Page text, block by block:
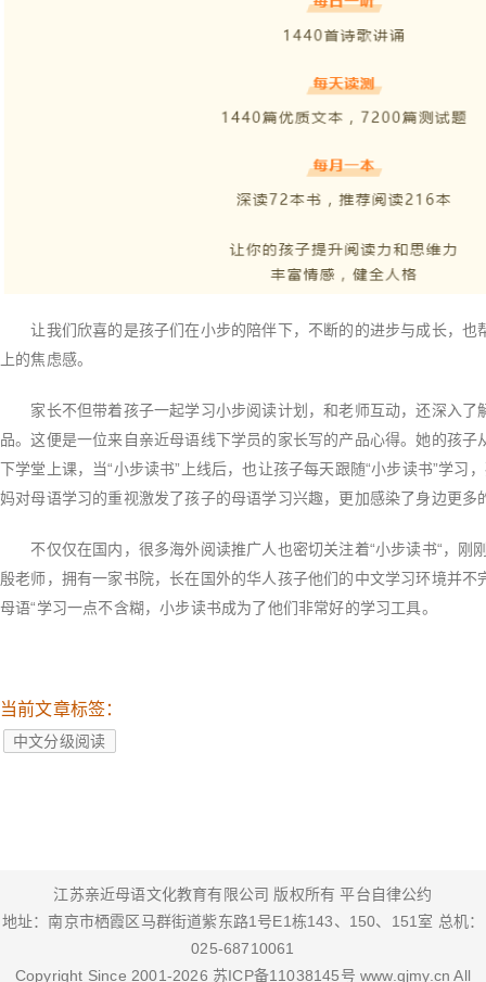
让我们欣喜的是孩子们在小步的陪伴下，不断的的进步与成长，也
上的焦虑感。
家长不但带着孩子一起学习小步阅读计划，和老师互动，还深入了
品。这便是一位来自亲近母语线下学员的家长写的产品心得。她的孩子
下学堂上课，当“小步读书”上线后，也让孩子每天跟随“小步读书”学习
妈对母语学习的重视激发了孩子的母语学习兴趣，更加感染了身边更多
不仅仅在国内，很多海外阅读推广人也密切关注着“小步读书“，刚
殷老师，拥有一家书院，长在国外的华人孩子他们的中文学习环境并不
母语“学习一点不含糊，小步读书成为了他们非常好的学习工具。
当前文章标签：
中文分级阅读
江苏亲近母语文化教育有限公司 版权所有平台自律公约
地址：南京市栖霞区马群街道紫东路1号E1栋143、150、151室 总机：
025-68710061
Copyright Since 2001-2026 苏ICP备11038145号 www.qjmy.cn All